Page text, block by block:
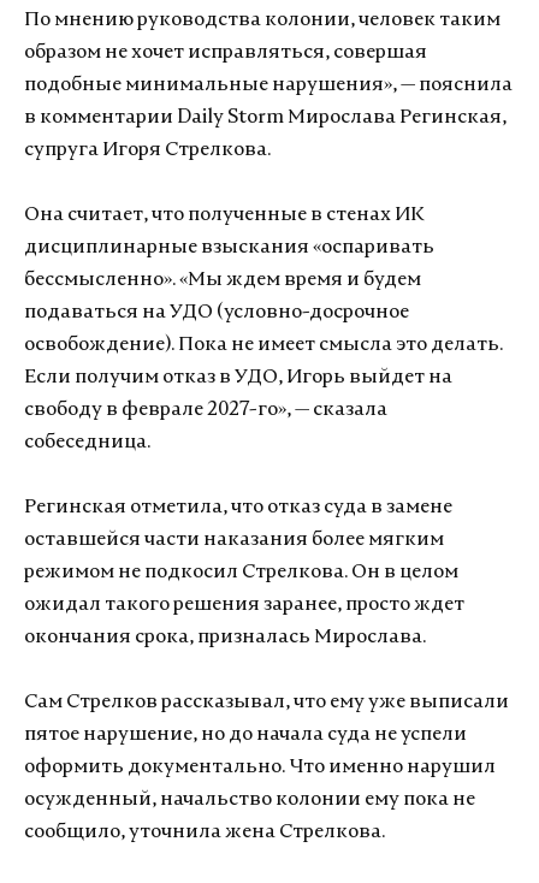
По мнению руководства колонии, человек таким
образом не хочет исправляться, совершая
подобные минимальные нарушения», — пояснила
в комментарии Daily Storm Мирослава Регинская,
супруга Игоря Стрелкова.
Она считает, что полученные в стенах ИК
дисциплинарные взыскания «оспаривать
бессмысленно». «Мы ждем время и будем
подаваться на УДО (условно-досрочное
освобождение). Пока не имеет смысла это делать.
Если получим отказ в УДО, Игорь выйдет на
свободу в феврале 2027-го», — сказала
собеседница.
Регинская отметила, что отказ суда в замене
оставшейся части наказания более мягким
режимом не подкосил Стрелкова. Он в целом
ожидал такого решения заранее, просто ждет
окончания срока, призналась Мирослава.
Сам Стрелков рассказывал, что ему уже выписали
пятое нарушение, но до начала суда не успели
оформить документально. Что именно нарушил
осужденный, начальство колонии ему пока не
сообщило, уточнила жена Стрелкова.